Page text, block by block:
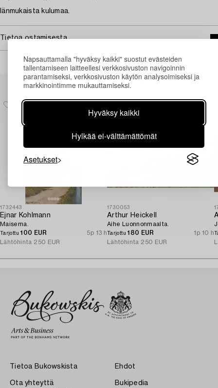
Napsauttamalla "hyväksy kaikki" suostut evästeiden
tallentamiseen laitteellesi verkkosivuston navigoinnin
parantamiseksi, verkkosivuston käytön analysoimiseksi ja
markkinointimme mukauttamiseksi.
Hyväksy kaikki
Hylkää ei-välttämättömät
Asetukset
Iänmukaista kulumaa.
Tietoa ostamisesta
Muiden katsomia kohteita
1732443
Ejnar Kohlmann
Maisema.
Tarjottu100 EUR
5p 13 h
Lähtöhinta 250 EUR
1730053
Arthur Heickell
Aihe Luonnonmaalta.
Tarjottu180 EUR
1p 10 h
Lähtöhinta 250 EUR
Tietoa Bukowskista
Ota yhteyttä
Ehdot
Bukipedia